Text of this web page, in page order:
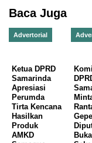
Baca Juga
Advertorial
Ketua DPRD
Samarinda
Apresiasi
Perumda
Tirta Kencana
Hasilkan
Produk
AMKD
Gepe